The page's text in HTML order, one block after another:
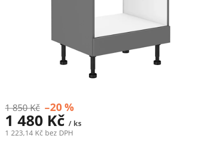
1 850 Kč –20 %
1 480 Kč / ks
1 223,14 Kč bez DPH